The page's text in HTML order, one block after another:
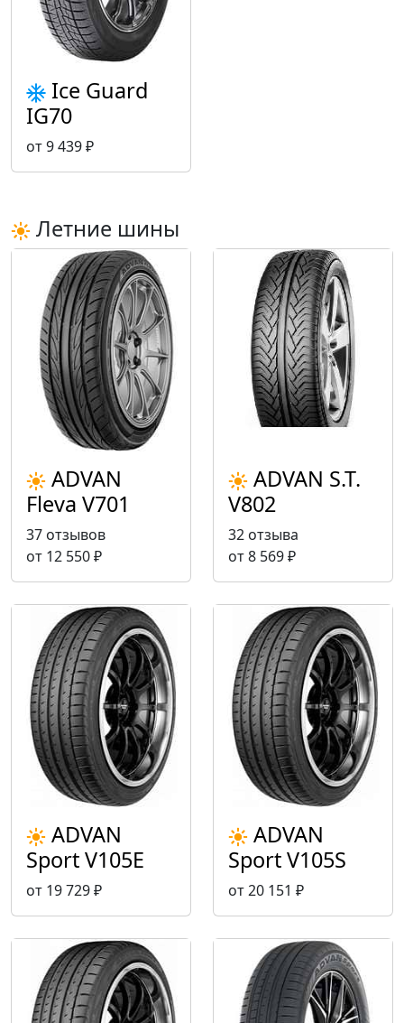
Ice Guard
IG70
от 9 439 ₽
Летние шины
ADVAN
Fleva V701
37 отзывов
от 12 550 ₽
ADVAN S.T.
V802
32 отзыва
от 8 569 ₽
ADVAN
Sport V105E
от 19 729 ₽
ADVAN
Sport V105S
от 20 151 ₽